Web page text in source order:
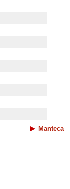
Manteca